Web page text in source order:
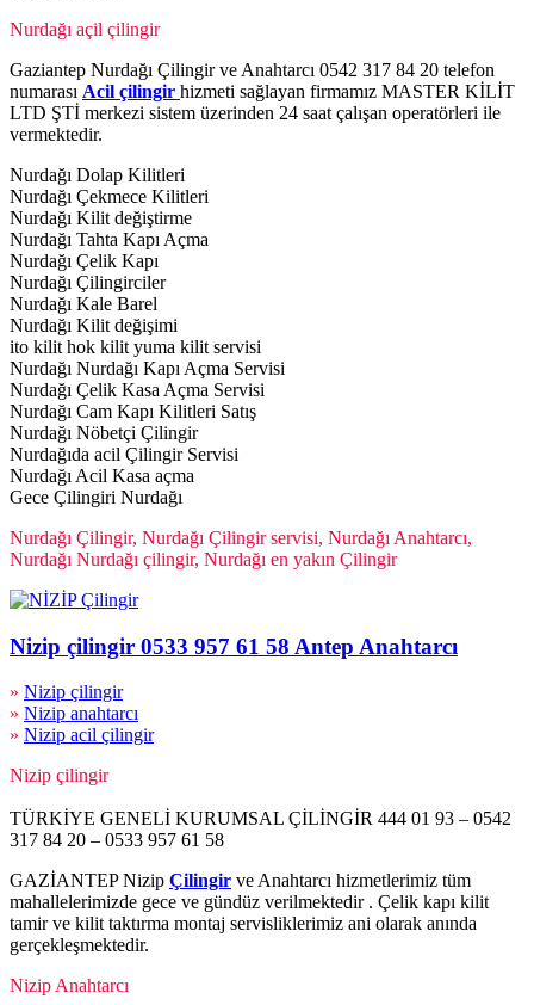
Nurdağı açil çilingir
Gaziantep Nurdağı Çilingir ve Anahtarcı 0542 317 84 20 telefon
numarası Acil çilingir hizmeti sağlayan firmamız MASTER KİLİT
LTD ŞTİ merkezi sistem üzerinden 24 saat çalışan operatörleri ile
vermektedir.
Nurdağı Dolap Kilitleri
Nurdağı Çekmece Kilitleri
Nurdağı Kilit değiştirme
Nurdağı Tahta Kapı Açma
Nurdağı Çelik Kapı
Nurdağı Çilingirciler
Nurdağı Kale Barel
Nurdağı Kilit değişimi
ito kilit hok kilit yuma kilit servisi
Nurdağı Nurdağı Kapı Açma Servisi
Nurdağı Çelik Kasa Açma Servisi
Nurdağı Cam Kapı Kilitleri Satış
Nurdağı Nöbetçi Çilingir
Nurdağıda acil Çilingir Servisi
Nurdağı Acil Kasa açma
Gece Çilingiri Nurdağı
Nurdağı Çilingir, Nurdağı Çilingir servisi, Nurdağı Anahtarcı,
Nurdağı Nurdağı çilingir, Nurdağı en yakın Çilingir
Nizip çilingir 0533 957 61 58 Antep Anahtarcı
» Nizip çilingir
» Nizip anahtarcı
» Nizip acil çilingir
Nizip çilingir
TÜRKİYE GENELİ KURUMSAL ÇİLİNGİR 444 01 93 – 0542
317 84 20 – 0533 957 61 58
GAZİANTEP Nizip Çilingir ve Anahtarcı hizmetlerimiz tüm
mahallelerimizde gece ve gündüz verilmektedir . Çelik kapı kilit
tamir ve kilit taktırma montaj servisliklerimiz ani olarak anında
gerçekleşmektedir.
Nizip Anahtarcı